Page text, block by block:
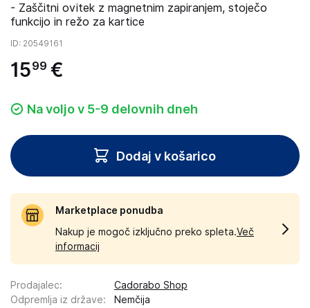
- Zaščitni ovitek z magnetnim zapiranjem, stoječo
funkcijo in režo za kartice
ID: 20549161
1599 €
Na voljo v 5-9 delovnih dneh
Dodaj v košarico
Marketplace ponudba
Nakup je mogoč izključno preko spleta.Več
informacij
Prodajalec:
Cadorabo Shop
Odpremlja iz države:
Nemčija